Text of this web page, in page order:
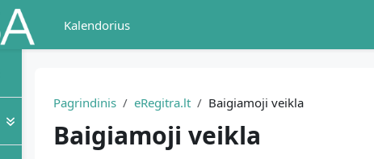
Kalendorius
Pagrindinis
eRegitra.lt Baigiamoji veikla
Baigiamoji veikla